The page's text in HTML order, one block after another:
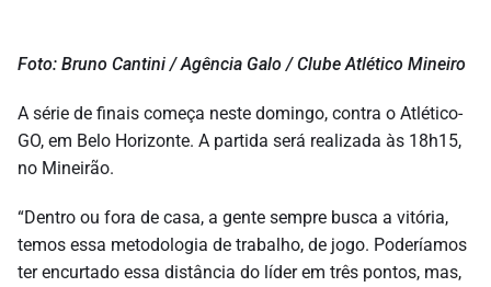
Foto: Bruno Cantini / Agência Galo / Clube Atlético Mineiro
A série de finais começa neste domingo, contra o Atlético-
GO, em Belo Horizonte. A partida será realizada às 18h15,
no Mineirão.
“Dentro ou fora de casa, a gente sempre busca a vitória,
temos essa metodologia de trabalho, de jogo. Poderíamos
ter encurtado essa distância do líder em três pontos, mas,